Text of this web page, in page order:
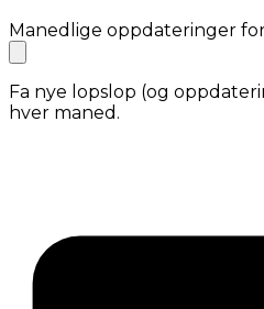
Manedlige oppdateringer
Fa nye lopslop (og
hver maned.